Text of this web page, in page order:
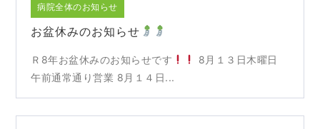
病院全体のお知らせ
お盆休みのお知らせ
Ｒ8年お盆休みのお知らせです
8月１３日木曜日
午前通常通り営業 8月１４日...